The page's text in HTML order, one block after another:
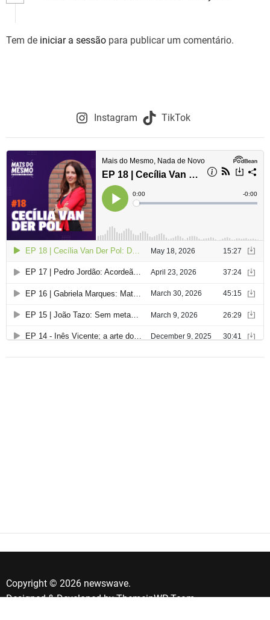
Tem de iniciar a sessão para publicar um comentário.
Instagram TikTok
Copyright © 2026 newswave.
Designed & Developed byThemeinWP Team